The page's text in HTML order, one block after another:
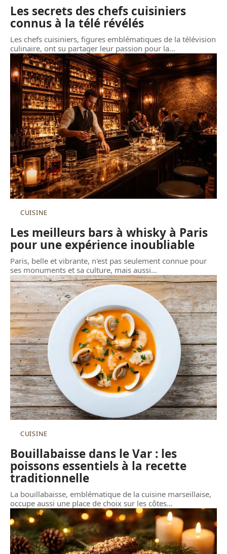
Les secrets des chefs cuisiniers
connus à la télé révélés
Les chefs cuisiniers, figures emblématiques de la télévision
culinaire, ont su partager leur passion pour la…
CUISINE
Les meilleurs bars à whisky à Paris
pour une expérience inoubliable
Paris, belle et vibrante, n'est pas seulement connue pour
ses monuments et sa culture, mais aussi…
CUISINE
Bouillabaisse dans le Var : les
poissons essentiels à la recette
traditionnelle
La bouillabaisse, emblématique de la cuisine marseillaise,
occupe aussi une place de choix sur les côtes…